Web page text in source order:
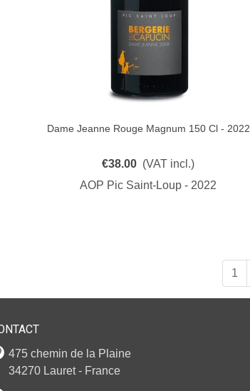
Quick View
Dame Jeanne Rouge Magnum 150 Cl - 2022
€38.00 (VAT incl.)
AOP Pic Saint-Loup - 2022
1
475 chemin de la Plaine
34270 Lauret - France